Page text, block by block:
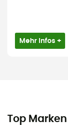
Mehr Infos +
Top Marken